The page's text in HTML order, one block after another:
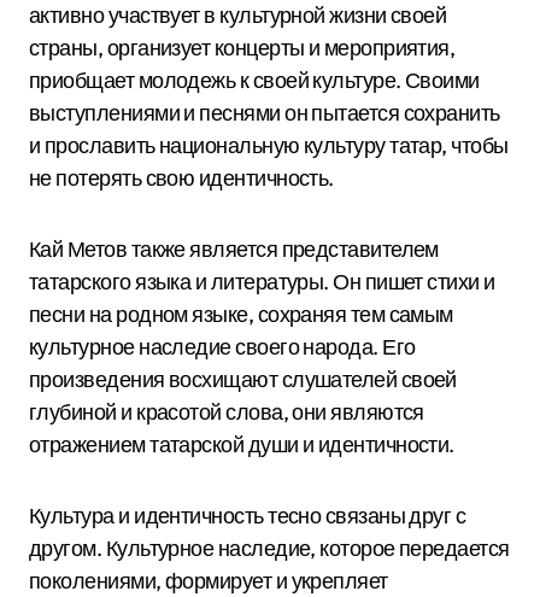
активно участвует в культурной жизни своей
страны, организует концерты и мероприятия,
приобщает молодежь к своей культуре. Своими
выступлениями и песнями он пытается сохранить
и прославить национальную культуру татар, чтобы
не потерять свою идентичность.
Кай Метов также является представителем
татарского языка и литературы. Он пишет стихи и
песни на родном языке, сохраняя тем самым
культурное наследие своего народа. Его
произведения восхищают слушателей своей
глубиной и красотой слова, они являются
отражением татарской души и идентичности.
Культура и идентичность тесно связаны друг с
другом. Культурное наследие, которое передается
поколениями, формирует и укрепляет